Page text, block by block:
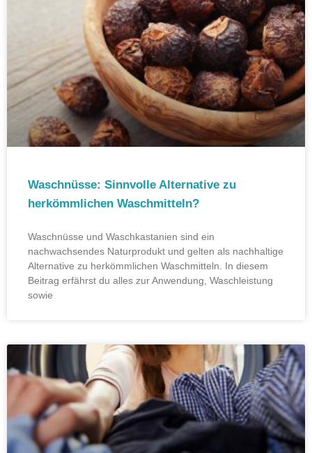
Waschnüsse: Sinnvolle Alternative zu
herkömmlichen Waschmitteln?
Waschnüsse und Waschkastanien sind ein
nachwachsendes Naturprodukt und gelten als nachhaltige
Alternative zu herkömmlichen Waschmitteln. In diesem
Beitrag erfährst du alles zur Anwendung, Waschleistung
sowie